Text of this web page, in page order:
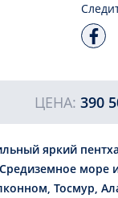
ЦЕНА: 390
яркий
море
Тосмур,